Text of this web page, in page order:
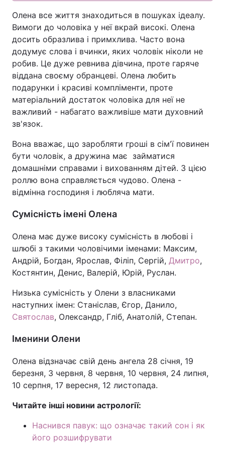
Олена все життя знаходиться в пошуках ідеалу.
Вимоги до чоловіка у неї вкрай високі. Олена
досить образлива і примхлива. Часто вона
додумує слова і вчинки, яких чоловік ніколи не
робив. Це дуже ревнива дівчина, проте гаряче
віддана своєму обранцеві. Олена любить
подарунки і красиві компліменти, проте
матеріальний достаток чоловіка для неї не
важливий - набагато важливіше мати духовний
зв'язок.
Вона вважає, що заробляти гроші в сім'ї повинен
бути чоловік, а дружина має займатися
домашніми справами і вихованням дітей. З цією
роллю вона справляється чудово. Олена -
відмінна господиня і любляча мати.
Сумісність імені Олена
Олена має дуже високу сумісність в любові і
шлюбі з такими чоловічими іменами: Максим,
Андрій, Богдан, Ярослав, Філіп, Сергій, Дмитро,
Костянтин, Денис, Валерій, Юрій, Руслан.
Низька сумісність у Олени з власниками
наступних імен: Станіслав, Єгор, Данило,
Святослав, Олександр, Гліб, Анатолій, Степан.
Іменини Олени
Олена відзначає свій день ангела 28 січня, 19
березня, 3 червня, 8 червня, 10 червня, 24 липня,
10 серпня, 17 вересня, 12 листопада.
Читайте інші новини астрології:
Наснився павук: що означає такий сон і як
його розшифрувати